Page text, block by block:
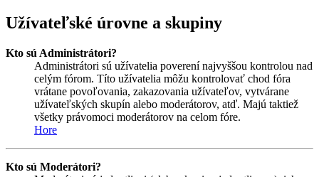
Užívateľské úrovne a skupiny
Kto sú Administrátori?
Administrátori sú užívatelia poverení najvyššou kontrolou nad
celým fórom. Títo užívatelia môžu kontrolovať chod fóra
vrátane povoľovania, zakazovania užívateľov, vytvárane
užívateľských skupín alebo moderátorov, atď. Majú taktiež
všetky právomoci moderátorov na celom fóre.
Hore
Kto sú Moderátori?